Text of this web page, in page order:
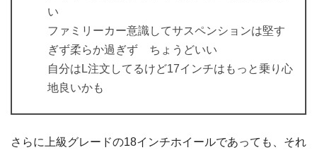
い
ファミリーカー意識してサスペンションは堅す
ぎず柔らか過ぎず ちょうどいい
自分はL注文してるけど17インチはもっと乗り心
地良いかも
さらに上級グレードの18インチホイールであっても、それ